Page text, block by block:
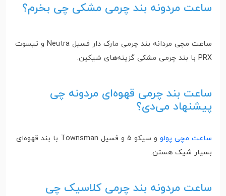
ساعت مردونه بند چرمی مشکی چی بخرم؟
ساعت مچی مردانه بند چرمی مارک دار فسیل Neutra و تیسوت
PRX با بند چرمی مشکی گزینه‌های شیکین.
ساعت بند چرمی قهوه‌ای مردونه چی
پیشنهاد می‌دی؟
ساعت مچی پولو
و سیکو 5 و فسیل Townsman با بند قهوه‌ای
بسیار شیک هستن.
ساعت مردونه بند چرمی کلاسیک چی